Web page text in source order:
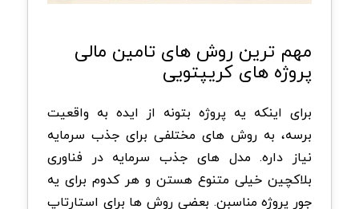
مهم ترین روش های تامین مالی
پروژه های کریپتویی
برای اینکه یه پروژه بتونه از ایده به واقعیت
برسه، به روش های مختلفی برای جذب سرمایه
نیاز داره. مدل های جذب سرمایه در فناوری
بلاکچین خیلی متنوع هستن و هر کدوم برای یه
جور پروژه مناسبن. بعضی روش ها برای استارتاپ